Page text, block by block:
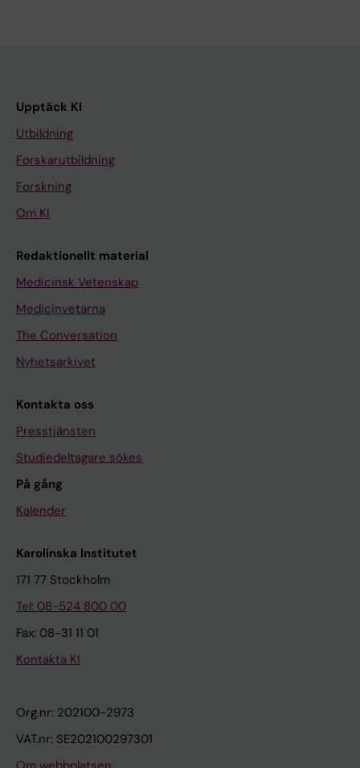
Upptäck KI
Utbildning
Forskarutbildning
Forskning
Om KI
Redaktionellt material
Medicinsk Vetenskap
Medicinvetarna
The Conversation
Nyhetsarkivet
Kontakta oss
Presstjänsten
Studiedeltagare sökes
På gång
Kalender
Karolinska Institutet
171 77 Stockholm
Tel: 08-524 800 00
Fax: 08-31 11 01
Kontakta KI
Org.nr: 202100-2973
VAT.nr: SE202100297301